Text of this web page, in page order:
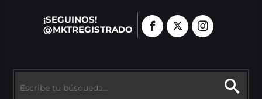
¡SEGUINOS!
@MKTREGISTRADO